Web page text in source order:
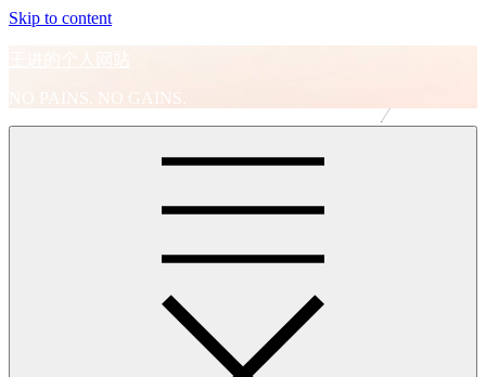
Skip to content
王进的个人网站
NO PAINS, NO GAINS.